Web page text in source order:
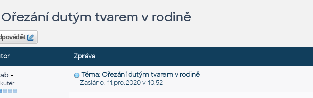
Ořezání dutým tvarem v rodině
Zpráva
Téma: Ořezání dutým tvarem v rodině
Zasláno: 11.pro.2020 v 10:52